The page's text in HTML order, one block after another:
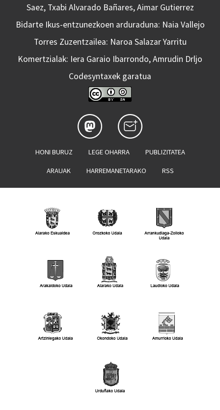
Saez, Txabi Alvarado Bañares, Aimar Gutierrez
Bidarte Ikus-entzunezkoen arduraduna: Naia Vallejo
Torres Zuzentzailea: Naroa Salazar Yarritu
Komertzialak: Iera Garaio Ibarrondo, Amrudin Drljo
Codesyntaxek garatua
HONI BURUZ LEGE OHARRA PUBLIZITATEA
ARAUAK HARREMANETARAKO RSS